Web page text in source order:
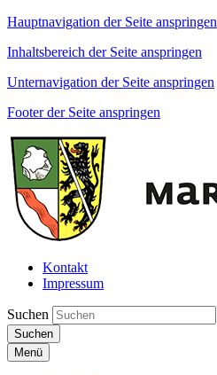
Hauptnavigation der Seite anspringen
Inhaltsbereich der Seite anspringen
Unternavigation der Seite anspringen
Footer der Seite anspringen
Kontakt
Impressum
Suchen
Suchen
Menü